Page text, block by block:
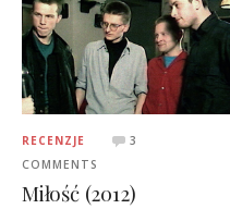
RECENZJE
3
COMMENTS
Miłość (2012)